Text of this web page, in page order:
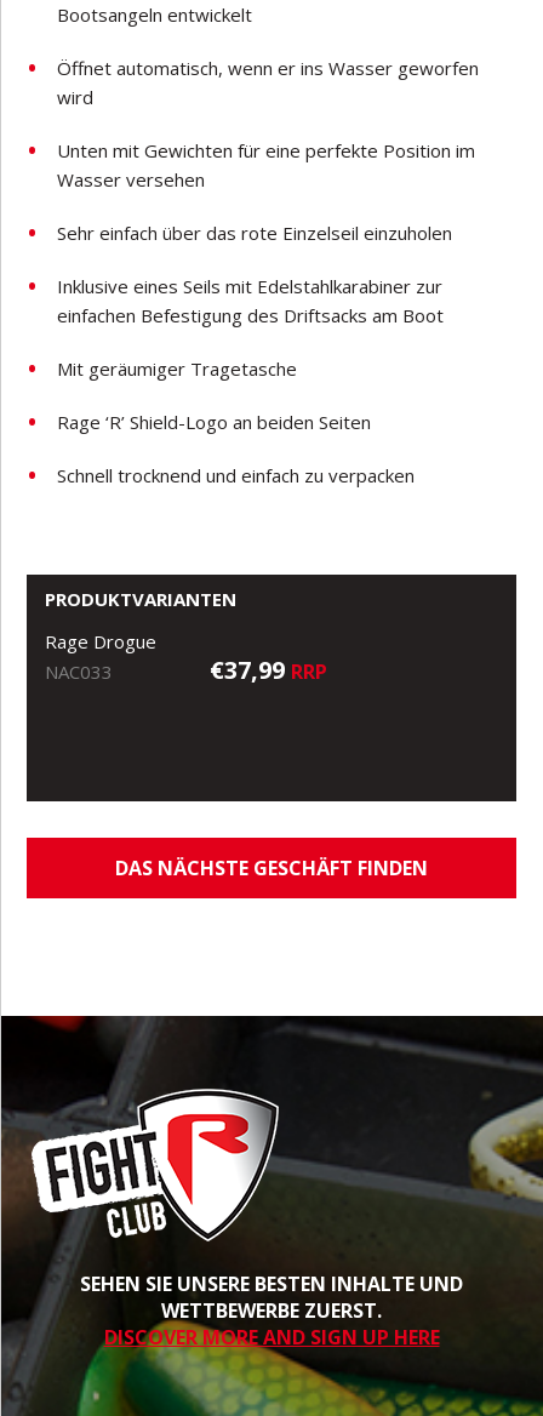
Bootsangeln entwickelt
Öffnet automatisch, wenn er ins Wasser geworfen
wird
Unten mit Gewichten für eine perfekte Position im
Wasser versehen
Sehr einfach über das rote Einzelseil einzuholen
Inklusive eines Seils mit Edelstahlkarabiner zur
einfachen Befestigung des Driftsacks am Boot
Mit geräumiger Tragetasche
Rage ‘R’ Shield-Logo an beiden Seiten
Schnell trocknend und einfach zu verpacken
PRODUKTVARIANTEN
Rage Drogue
NAC033
€37,99 RRP
DAS NÄCHSTE GESCHÄFT FINDEN
SEHEN SIE UNSERE BESTEN INHALTE UND
WETTBEWERBE ZUERST.
DISCOVER MORE AND SIGN UP HERE